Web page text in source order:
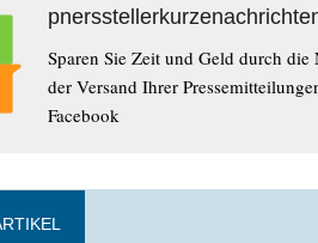
Sparen Sie Zeit und Geld durch
der Versand Ihrer
Facebook